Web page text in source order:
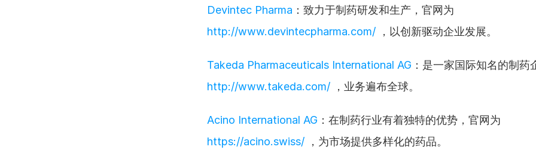
Devintec Pharma
http://www.devintecpharma.com/ ，以创新驱动企业发展。
Takeda Pharmaceuticals International AG
http://www.takeda.com/ ，业务遍布全球。
Acino International AG
https://acino.swiss/ ，为市场提供多样化的药品。